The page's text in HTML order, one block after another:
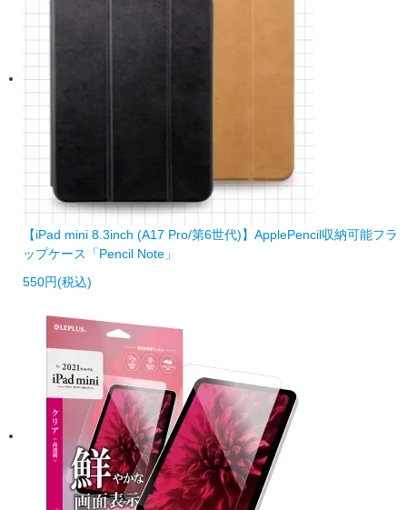
【iPad mini 8.3inch (A17 Pro/第6世代)】ApplePencil収納可能フラ
ップケース「Pencil Note」
550円(税込)